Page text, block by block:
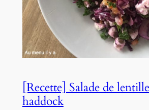
[Recette] Salade de
haddock